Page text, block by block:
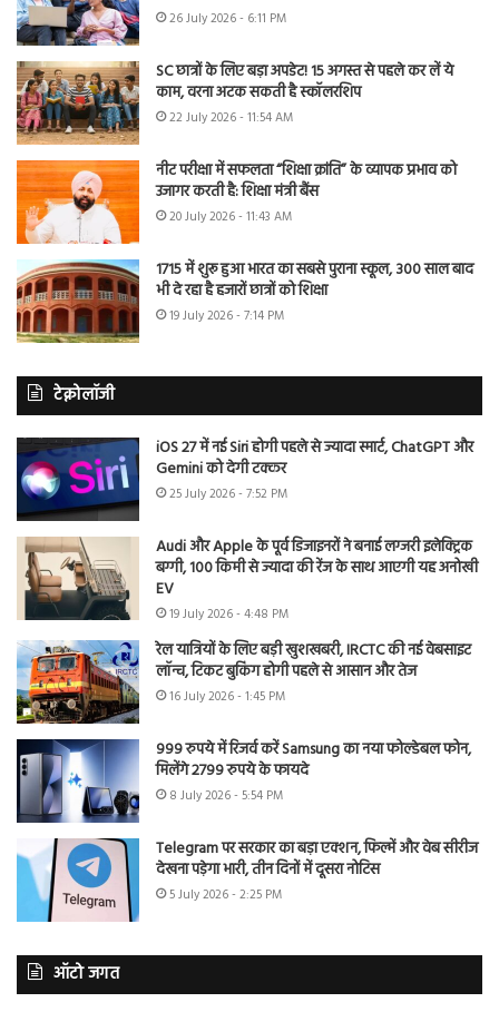
26 July 2026 - 6:11 PM
SC छात्रों के लिए बड़ा अपडेट! 15 अगस्त से पहले कर लें ये
काम, वरना अटक सकती है स्कॉलरशिप
22 July 2026 - 11:54 AM
नीट परीक्षा में सफलता “शिक्षा क्रांति” के व्यापक प्रभाव को
उजागर करती है: शिक्षा मंत्री बैंस
20 July 2026 - 11:43 AM
1715 में शुरू हुआ भारत का सबसे पुराना स्कूल, 300 साल बाद
भी दे रहा है हजारों छात्रों को शिक्षा
19 July 2026 - 7:14 PM
टेक्नोलॉजी
iOS 27 में नई Siri होगी पहले से ज्यादा स्मार्ट, ChatGPT और
Gemini को देगी टक्कर
25 July 2026 - 7:52 PM
Audi और Apple के पूर्व डिजाइनरों ने बनाई लग्जरी इलेक्ट्रिक
बग्गी, 100 किमी से ज्यादा की रेंज के साथ आएगी यह अनोखी
EV
19 July 2026 - 4:48 PM
रेल यात्रियों के लिए बड़ी खुशखबरी, IRCTC की नई वेबसाइट
लॉन्च, टिकट बुकिंग होगी पहले से आसान और तेज
16 July 2026 - 1:45 PM
999 रुपये में रिजर्व करें Samsung का नया फोल्डेबल फोन,
मिलेंगे 2799 रुपये के फायदे
8 July 2026 - 5:54 PM
Telegram पर सरकार का बड़ा एक्शन, फिल्में और वेब सीरीज
देखना पड़ेगा भारी, तीन दिनों में दूसरा नोटिस
5 July 2026 - 2:25 PM
ऑटो जगत